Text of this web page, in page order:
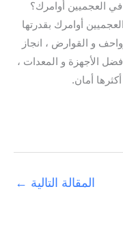
العجميين أوامرك؟
أوامرك بقدرتها
و القوارض ، انجاز
الأجهزة و المعدات ،
أمان.
المقالة التالية ←